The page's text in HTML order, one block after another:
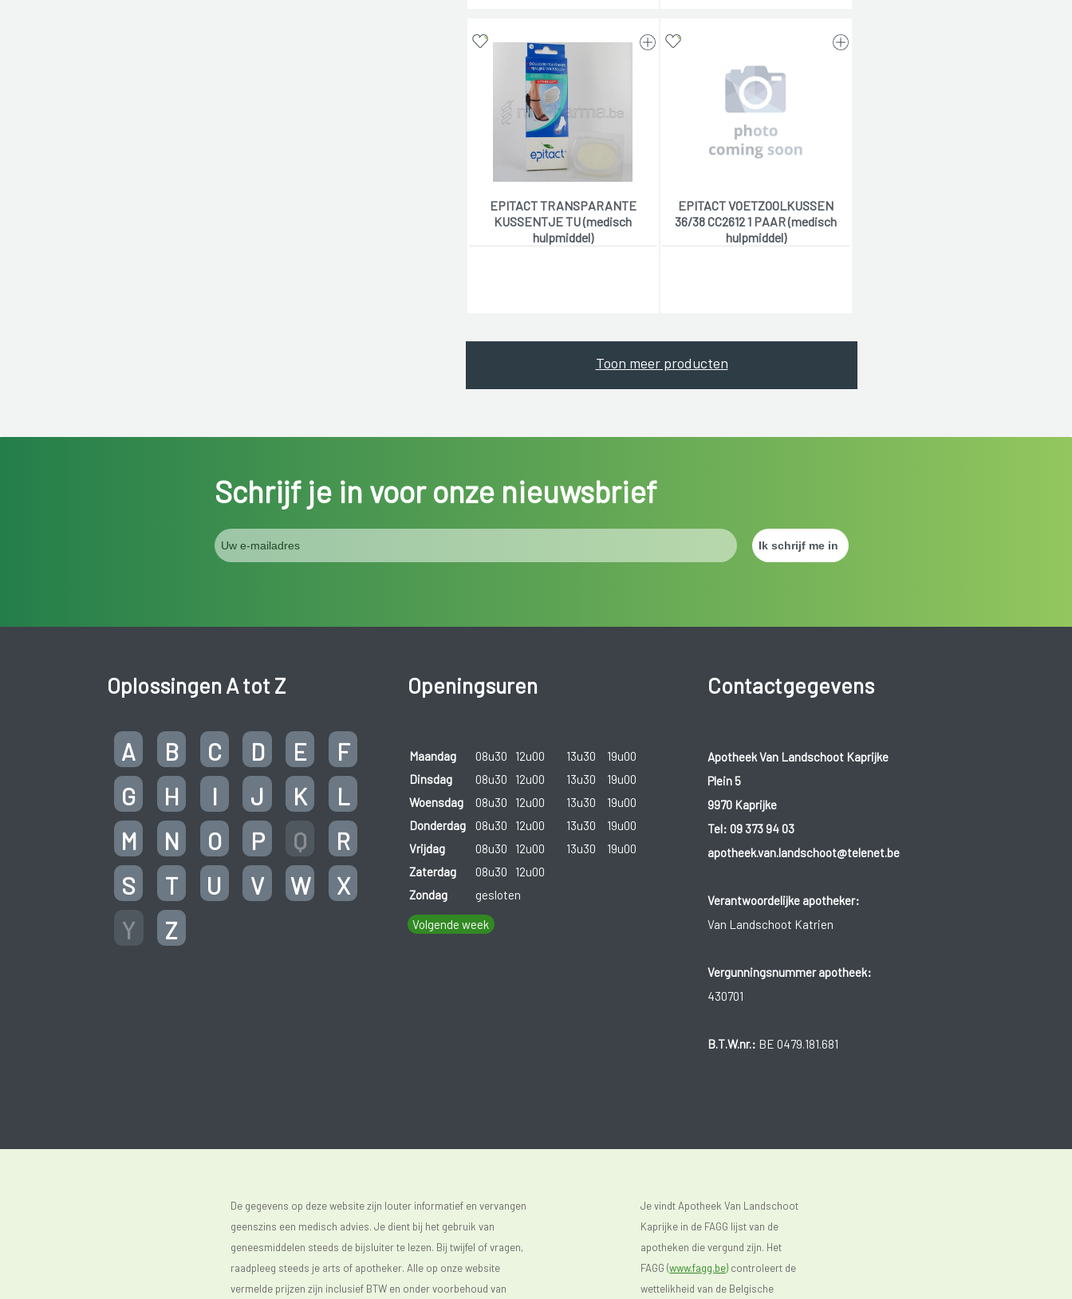
EPITACT TRANSPARANTE
KUSSENTJE TU (medisch
hulpmiddel)
EPITACT VOETZOOLKUSSEN
36/38 CC2612 1 PAAR (medisch
hulpmiddel)
Toon meer producten
Schrijf je in voor onze nieuwsbrief
Oplossingen A tot Z
A B C D E
F
G
H I J K
L
M
N O P Q
R
S
T U V W
X
Y
Z
Openingsuren
Maandag 08u30 12u00 13u30
19u00
Dinsdag
08u30 12u00 13u30
19u00
Woensdag
08u30 12u00 13u30
19u00
Donderdag
08u30 12u00 13u30
19u00
Vrijdag
08u30 12u00 13u30
19u00
Zaterdag
08u30
12u00
Zondag
gesloten
Volgende week
Contactgegevens
Apotheek Van Landschoot Kaprijke
Plein 5
9970 Kaprijke
Tel: 09 373 94 03
apotheek.van.landschoot@telenet.be
Verantwoordelijke apotheker:
Van Landschoot Katrien
Vergunningsnummer apotheek:
430701
B.T.W.nr.: BE 0479.181.681
De gegevens op deze website zijn louter informatief en vervangen
geenszins een medisch advies. Je dient bij het gebruik van
geneesmiddelen steeds de bijsluiter te lezen. Bij twijfel of vragen,
raadpleeg steeds je arts of apotheker. Alle op onze website
vermelde prijzen zijn inclusief BTW en onder voorbehoud van
Je vindt Apotheek Van Landschoot
Kaprijke in de FAGG lijst van de
apotheken die vergund zijn. Het
FAGG (www.fagg.be) controleert de
wettelikheid van de Belgische